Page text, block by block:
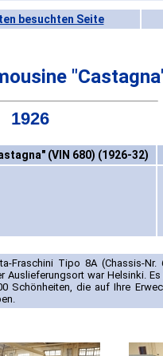
besuchten Seite
1926
(VIN 680) (1926-32)
Fraschini Tipo 8A (Chassis-Nr.
Auslieferungsort war Helsinki.
Schönheiten, die auf Ihre